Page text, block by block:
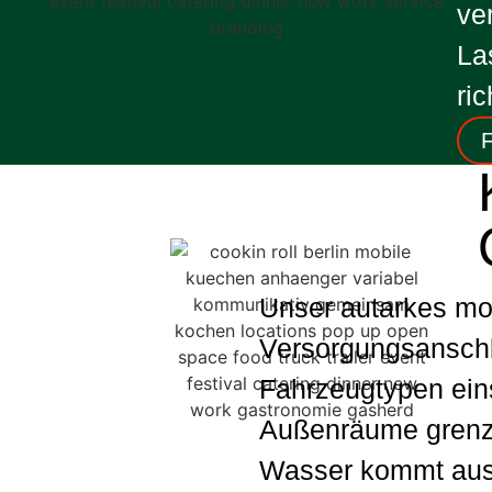
Unser autarkes
Fahrzeugtypen
Außenräume
Wasser kommt